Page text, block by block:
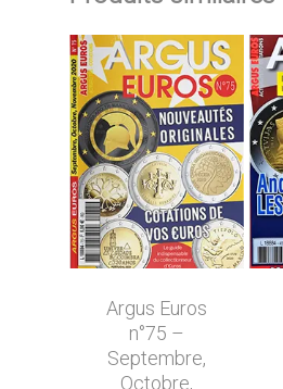
Argus Euros
n°75 –
Septembre,
Octobre,